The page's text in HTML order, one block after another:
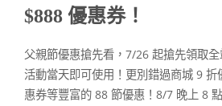
$888 優惠券！
父親節優惠搶先看，7/26 起搶先領取
活動當天即可使用！更別錯過商城 9
惠券等豐富的 88 節優惠！8/7 晚上 8